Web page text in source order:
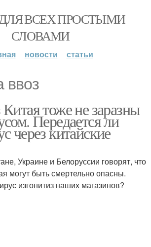
ВСЕХ ПРОСТЫМИ
СЛОВАМИ
новости статьи
ввоз
тоже не заразны
Передается ли
через китайские
Украине и Белоруссии говорят, что
могут быть смертельно опасны.
изгонитиз наших магазинов?